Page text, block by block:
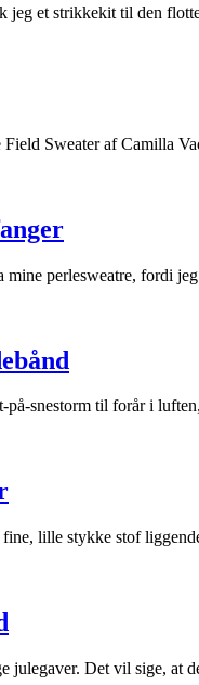
jeg et strikkekit til den
Sweater af Camilla
mine perlesweatre, fordi
snestorm til forår i
lille stykke stof
julegaver. Det vil sige, at